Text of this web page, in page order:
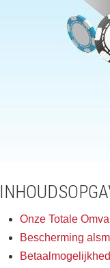
Onze Totale
Bescherming